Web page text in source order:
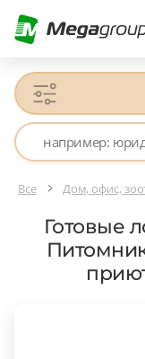
Все Дом, офис,
Готовые